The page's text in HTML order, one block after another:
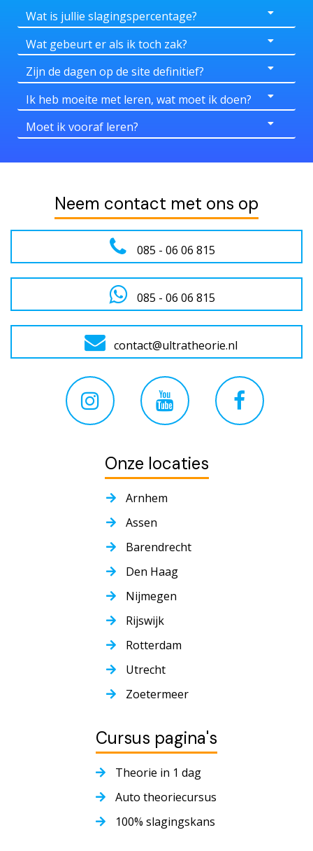
Wat is jullie slagingspercentage?
Wat gebeurt er als ik toch zak?
Zijn de dagen op de site definitief?
Ik heb moeite met leren, wat moet ik doen?
Moet ik vooraf leren?
Neem contact met ons op
085 - 06 06 815
085 - 06 06 815
contact@ultratheorie.nl
Onze locaties
Arnhem
Assen
Barendrecht
Den Haag
Nijmegen
Rijswijk
Rotterdam
Utrecht
Zoetermeer
Cursus pagina's
Theorie in 1 dag
Auto theoriecursus
100% slagingskans